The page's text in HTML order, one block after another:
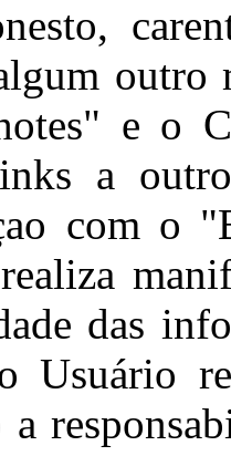
outro
e o
a
com o
das
Usuário